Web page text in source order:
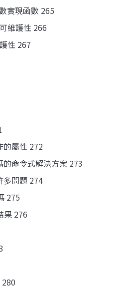
實現函數 265
維護性 266
性 267
屬性 272
命令式解決方案 273
問題 274
275
276